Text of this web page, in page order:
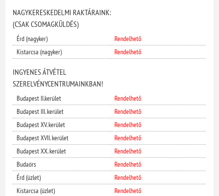
NAGYKERESKEDELMI RAKTÁRAINK:
(CSAK CSOMAGKÜLDÉS)
Érd (nagyker)
Rendelhető
Kistarcsa (nagyker)
Rendelhető
INGYENES ÁTVÉTEL
SZERELVÉNYCENTRUMAINKBAN!
Budapest II.kerület
Rendelhető
Budapest III. kerület
Rendelhető
Budapest XV. kerület
Rendelhető
Budapest XVII. kerület
Rendelhető
Budapest XX. kerület
Rendelhető
Budaörs
Rendelhető
Érd (üzlet)
Rendelhető
Kistarcsa (üzlet)
Rendelhető